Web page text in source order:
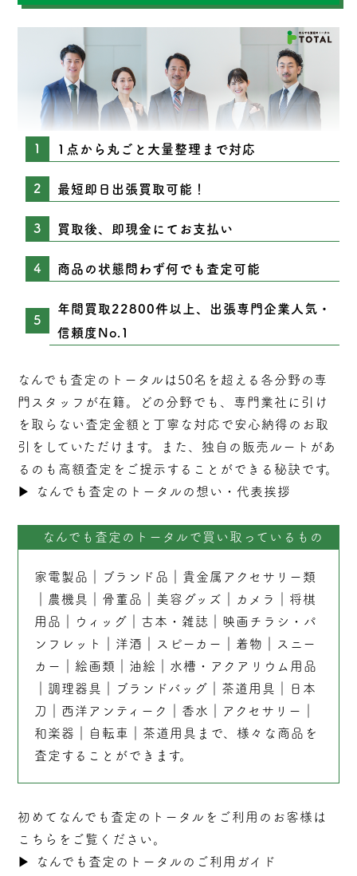
1点から丸ごと大量整理まで対応
最短即日出張買取可能！
買取後、即現金にてお支払い
商品の状態問わず何でも査定可能
年間買取22800件以上、出張専門企業人気・
信頼度No.1
なんでも査定のトータルは50名を超える各分野の専
門スタッフが在籍。どの分野でも、専門業社に引け
を取らない査定 金額と丁寧な対応で安心納得のお取
引をしていただけます。また、独自の販売ルートがあ
るのも高額査定をご提示することができる秘訣です。
▶︎
なんでも査定のトータルの想い・代表挨拶
なんでも査定のトータルで買い取っているもの
家電製品 ブランド品
貴金属アクセサリー類
農機具 骨董品 美容グッズ カメラ
将棋
用品
ウィッグ 古本 ・ 雑誌
映画チラシ・パ
ンフレット
洋酒 スピーカー 着物
スニー
カー
絵画類 油絵
水槽・アクアリウム用品
調理器具 ブランドバッグ ｜茶道用具｜
日本
刀
西洋アンティーク 香水 アクセサリー
和楽器
自転車 茶道用具 まで、様々な商品を
査定することができます。
初めてなんでも査定のトータルをご利用のお客様は
こちらをご覧ください。
▶︎
なんでも査定のトータルのご利用ガイド